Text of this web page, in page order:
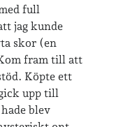
full
jag kunde
skor (en
fram till att
Köpte ett
upp till
blev